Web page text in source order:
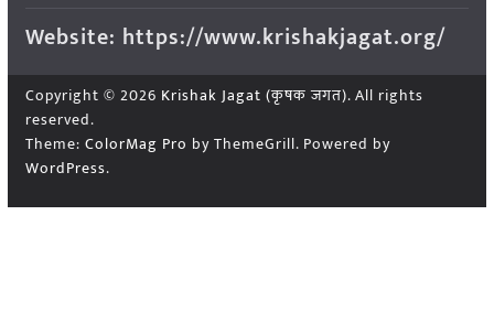
Website: https://www.krishakjagat.org/
Copyright © 2026 Krishak Jagat (कृषक जगत). All rights
reserved.
Theme: ColorMag Pro by ThemeGrill. Powered by
WordPress.